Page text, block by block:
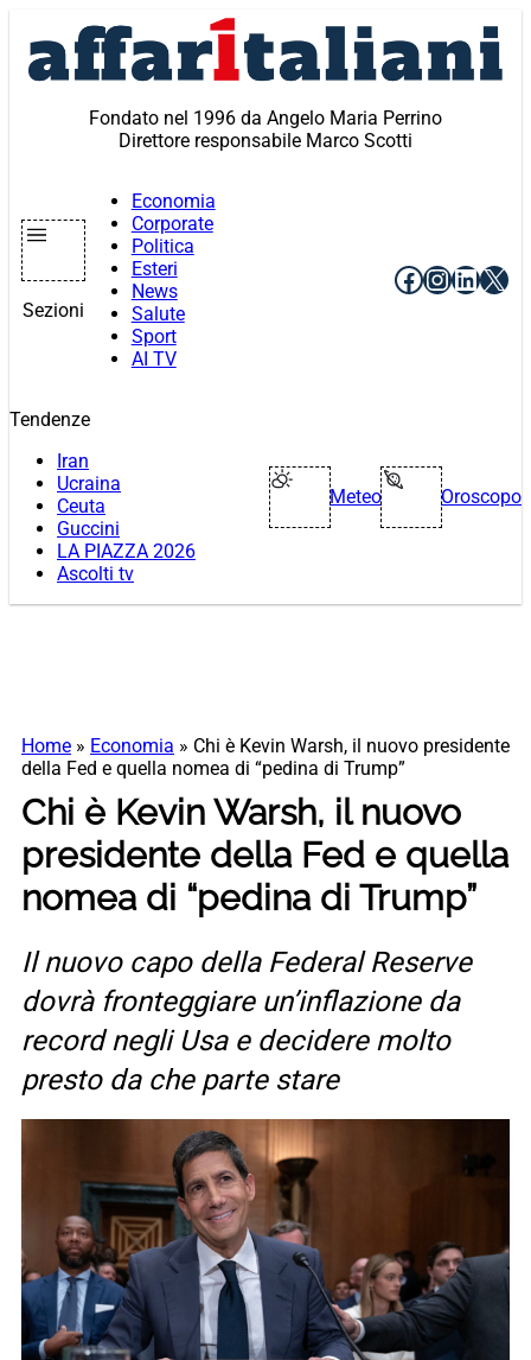
contenuto
Fondato nel 1996 da Angelo Maria Perrino
Direttore responsabile Marco Scotti
Sezioni
Economia
Corporate
Politica
Esteri
News
Salute
Sport
AI TV
Facebook
X
Tendenze
Iran
Ucraina
Ceuta
Guccini
LA PIAZZA 2026
Ascolti tv
Meteo Oroscopo
Home » Economia » Chi è Kevin Warsh, il nuovo presidente
della Fed e quella nomea di “pedina di Trump”
Chi è Kevin Warsh, il nuovo
presidente della Fed e quella
nomea di “pedina di Trump”
Il nuovo capo della Federal Reserve
dovrà fronteggiare un’inflazione da
record negli Usa e decidere molto
presto da che parte stare